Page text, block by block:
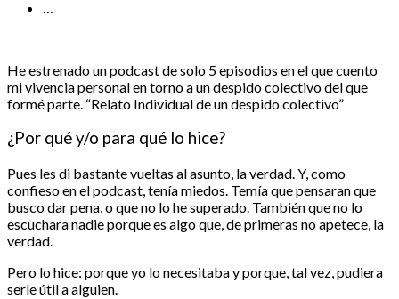
He estrenado un podcast de solo 5 episodios en el que cuento
mi vivencia personal en torno a un despido colectivo del que
formé parte. “Relato Individual de un despido colectivo”
¿Por qué y/o para qué lo hice?
Pues les di bastante vueltas al asunto, la verdad. Y, como
confieso en el podcast, tenía miedos. Temía que pensaran que
busco dar pena, o que no lo he superado. También que no lo
escuchara nadie porque es algo que, de primeras no apetece, la
verdad.
Pero lo hice: porque yo lo necesitaba y porque, tal vez, pudiera
serle útil a alguien.